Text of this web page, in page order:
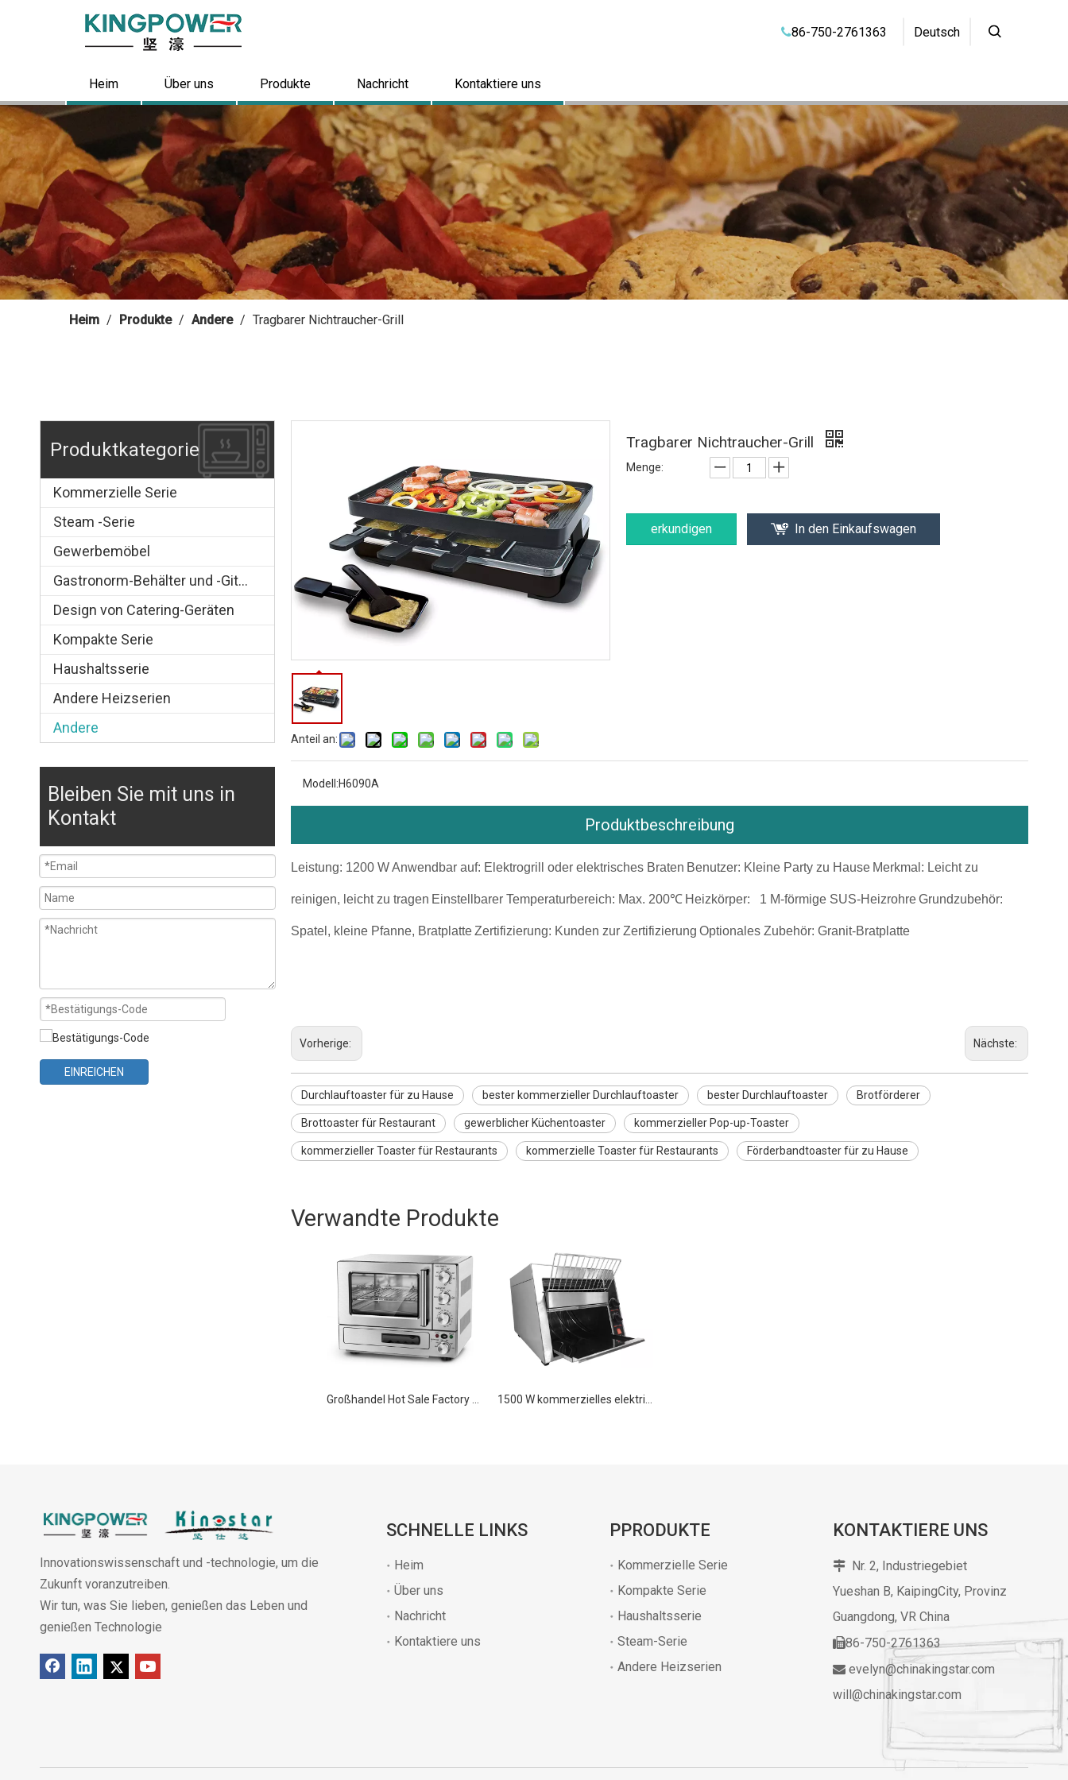
86-750-2761363 Deutsch
Heim Über uns Produkte Nachricht Kontaktiere uns
Heim / Produkte / Andere / Tragbarer Nichtraucher-Grill
Produktkategorie
Kommerzielle Serie
Steam -Serie
Gewerbemöbel
Gastronorm-Behälter und -Gitter
Design von Catering-Geräten
Kompakte Serie
Haushaltsserie
Andere Heizserien
Andere
Bleiben Sie mit uns in
Kontakt
EINREICHEN
Anteil an:
Tragbarer Nichtraucher-Grill
Menge:
erkundigen In den Einkaufswagen
Modell:H6090A
Produktbeschreibung
Leistung: 1200 WAnwendbar auf: Elektrogrill oder elektrisches Braten Benutzer: Kleine Party zu Hause Merkmal: Leicht zu
reinigen, leicht zu tragen Einstellbarer Temperaturbereich: Max. 200℃ Heizkörper: 1 M-förmige SUS-HeizrohreGrundzubehör:
Spatel, kleine Pfanne, BratplatteZertifizierung: Kunden zur Zertifizierung Optionales Zubehör: Granit-Bratplatte
Vorherige: Nächste:
Durchlauftoaster für zu Hause bester kommerzieller Durchlauftoaster bester Durchlauftoaster Brotförderer
Brottoaster für Restaurant gewerblicher Küchentoaster kommerzieller Pop-up-Toaster
kommerzieller Toaster für Restaurants kommerzielle Toaster für Restaurants Förderbandtoaster für zu Hause
Verwandte Produkte
Innovationswissenschaft und -technologie, um die
Zukunft voranzutreiben.
Wir tun, was Sie lieben, genießen das Leben und
genießen Technologie
SCHNELLE LINKS
Heim
Über uns
Nachricht
Kontaktiere uns
PPRODUKTE
Kommerzielle Serie
Kompakte Serie
Haushaltsserie
Steam-Serie
Andere Heizserien
KONTAKTIERE UNS
 Nr. 2, Industriegebiet
Yueshan B, KaipingCity, Provinz
Guangdong,VR China
86-750-2761363
 evelyn@chinakingstar.com
will@chinakingstar.com